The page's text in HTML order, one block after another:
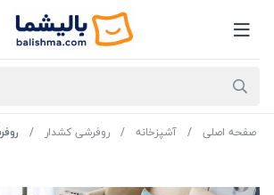
صفحه اصلی آشپزخانه روفرشی کشدار